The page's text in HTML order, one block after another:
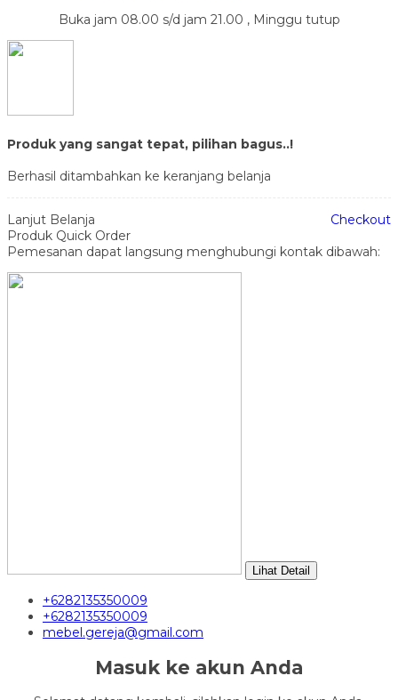
Buka jam 08.00 s/d jam 21.00 , Minggu tutup
Produk yang sangat tepat, pilihan bagus..!
Berhasil ditambahkan ke keranjang belanja
Lanjut Belanja
Checkout
Produk Quick Order
Pemesanan dapat langsung menghubungi kontak dibawah:
Lihat Detail
+6282135350009
+6282135350009
mebel.gereja@gmail.com
Masuk ke akun Anda